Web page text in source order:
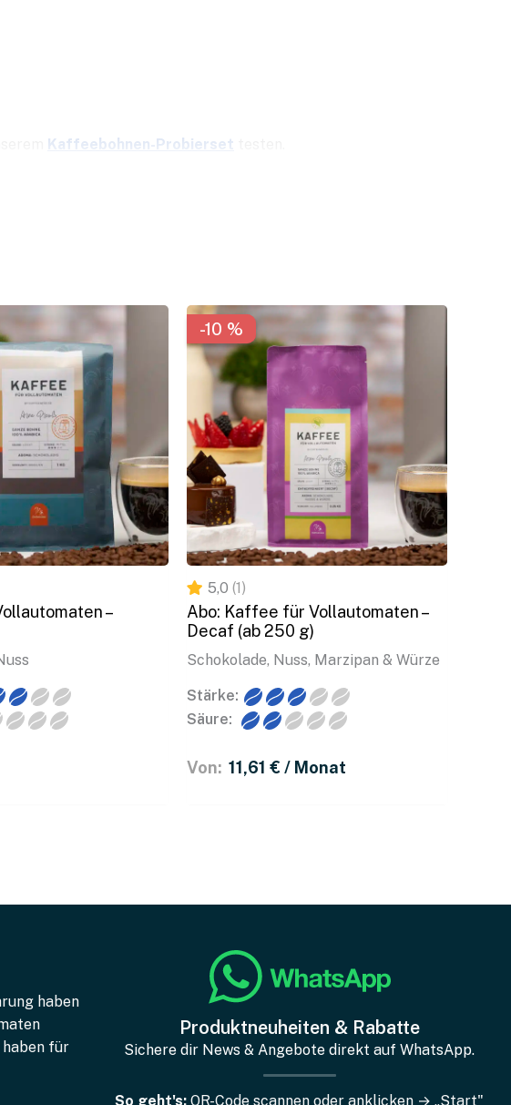
Kaffeebohnen-Probierset
– auch in Sachen Vielfalt bei der Zubereitung. Denn
nicht nur im Vollautomat, sondern auch prächtig in deiner
–
-10 %
-10 %
5,0 (1)
Abo: Kaffee für Vollautomaten –
Decaf (ab 250 g)
Schokolade, Nuss, Marzipan & Würze
Stärke:
Säure:
Von: 11,61 € / Monat
haben
für
Produktneuheiten & Rabatte
Sichere dir News & Angebote direkt auf WhatsApp.
So geht's: QR-Code scannen oder anklicken → „Start"